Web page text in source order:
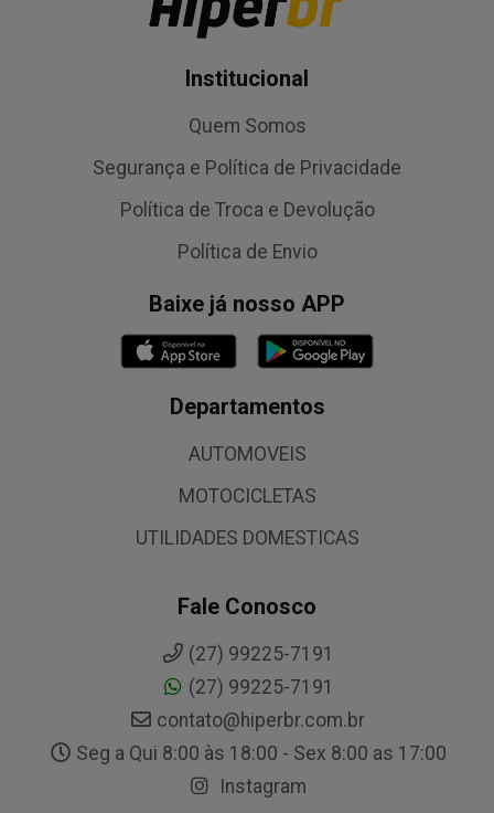
Institucional
Quem Somos
Segurança e Política de Privacidade
Política de Troca e Devolução
Política de Envio
Baixe já nosso APP
Departamentos
AUTOMOVEIS
MOTOCICLETAS
UTILIDADES DOMESTICAS
Fale Conosco
(27) 99225-7191
(27) 99225-7191
contato@hiperbr.com.br
Seg a Qui 8:00 às 18:00 - Sex 8:00 as 17:00
Instagram